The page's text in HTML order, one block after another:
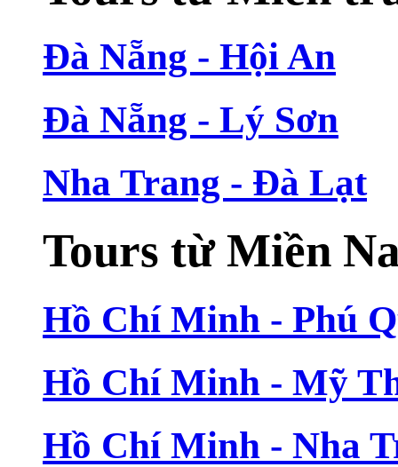
Đà Nẵng - Hội An
Đà Nẵng - Lý Sơn
Nha Trang - Đà Lạt
Tours từ Miền
Hồ Chí Minh - Phú
Hồ Chí Minh - Mỹ
Hồ Chí Minh - Nha